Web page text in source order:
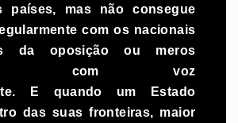
países, mas não consegue
com os nacionais
da oposição ou meros
com voz
E quando um Estado
das suas fronteiras, maior